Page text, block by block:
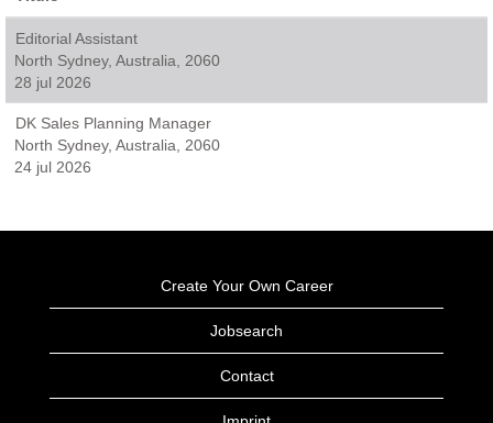
Editorial Assistant
North Sydney, Australia, 2060
28 jul 2026
DK Sales Planning Manager
North Sydney, Australia, 2060
24 jul 2026
Create Your Own Career
Jobsearch
Contact